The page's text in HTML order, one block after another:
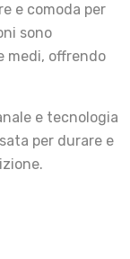
e comoda per
sono
medi, offrendo
e tecnologia
per durare e